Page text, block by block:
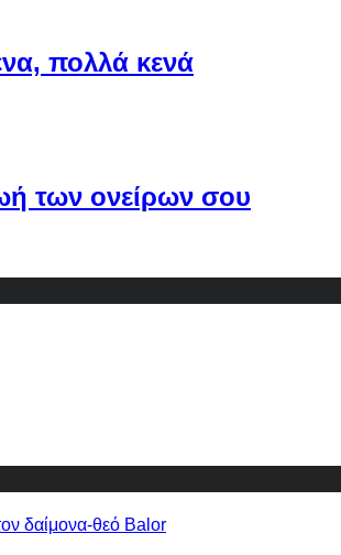
πολλά κενά
των ονείρων σου